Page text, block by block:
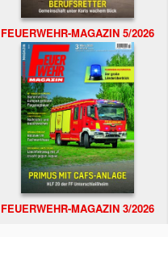
FEUERWEHR-MAGAZIN 5/2026
FEUERWEHR-MAGAZIN 3/2026